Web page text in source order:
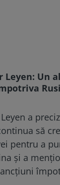
Leyen: Un
a
să
pentru a
și a